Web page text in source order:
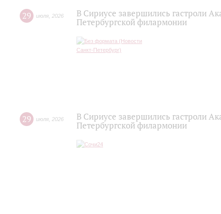
29 июля 2026
В Сириусе завершились гастроли
Петербургской филармонии
29 июля 2026
В Сириусе завершились гастроли
Петербургской филармонии